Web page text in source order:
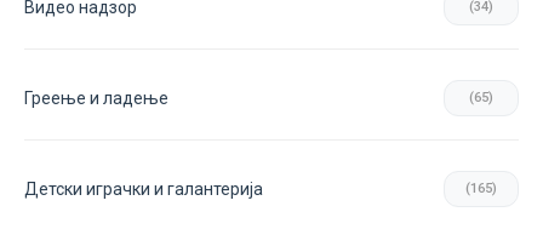
Видео надзор (34)
Греење и ладење (65)
Детски играчки и галантерија (165)